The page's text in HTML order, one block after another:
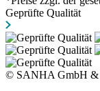
Geprüfte Qualität
© SANHA GmbH &